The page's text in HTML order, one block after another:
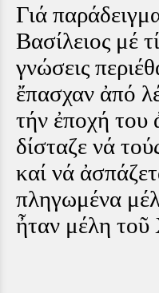
Γιά
Βασίλειος μέ
γνώσεις
ἔπασχαν ἀπό
τήν ἐποχή του
δίσταζε νά
καί νά
πληγωμένα
ἦταν μέλη τοῦ